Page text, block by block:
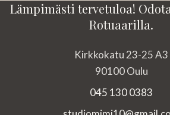
Lämpimästi tervetuloa!
Rotuaarilla.
Kirkkokatu 23-25 A3
90100 Oulu
045 130 0383